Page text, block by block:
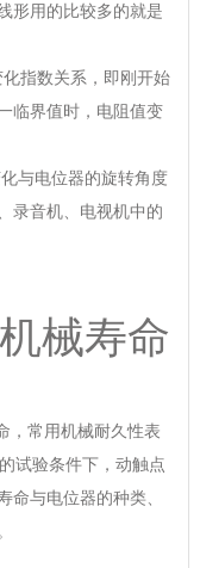
形用的比较多的就是
指数关系，即刚开始
临界值时，电阻值变
与电位器的旋转角度
录音机、电视机中的
械寿命
常用机械耐久性表
试验条件下，动触点
命与电位器的种类、